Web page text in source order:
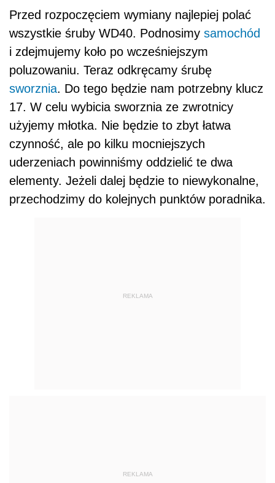
Przed rozpoczęciem wymiany najlepiej polać
wszystkie śruby WD40. Podnosimy samochód
i zdejmujemy koło po wcześniejszym
poluzowaniu. Teraz odkręcamy śrubę
sworznia. Do tego będzie nam potrzebny klucz
17. W celu wybicia sworznia ze zwrotnicy
użyjemy młotka. Nie będzie to zbyt łatwa
czynność, ale po kilku mocniejszych
uderzeniach powinniśmy oddzielić te dwa
elementy. Jeżeli dalej będzie to niewykonalne,
przechodzimy do kolejnych punktów poradnika.
REKLAMA
REKLAMA